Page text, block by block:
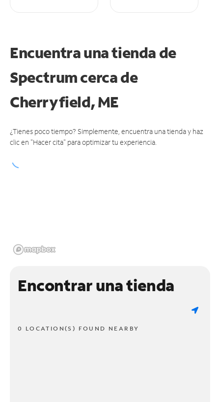
Encuentra una tienda de
Spectrumcerca de
Cherryfield, ME
¿Tienes poco tiempo? Simplemente, encuentra una tienda y haz
clic en "Hacer cita" para optimizar tu experiencia.
Encontrar una tienda
0 LOCATION(S) FOUND NEARBY